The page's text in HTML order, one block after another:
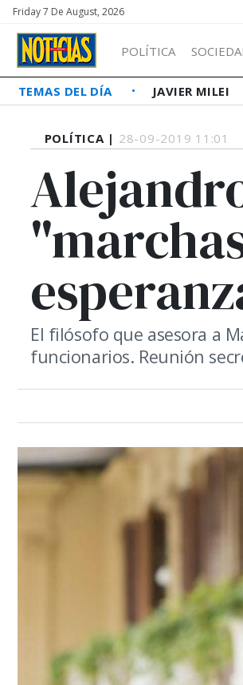
Friday 7 De August, 2026
POLÍTICA
TEMAS DEL DÍA JAVIER MILEI
POLÍTICA | 28-09-2019 11:01
El filósofo que asesora a
funcionarios. Reunión